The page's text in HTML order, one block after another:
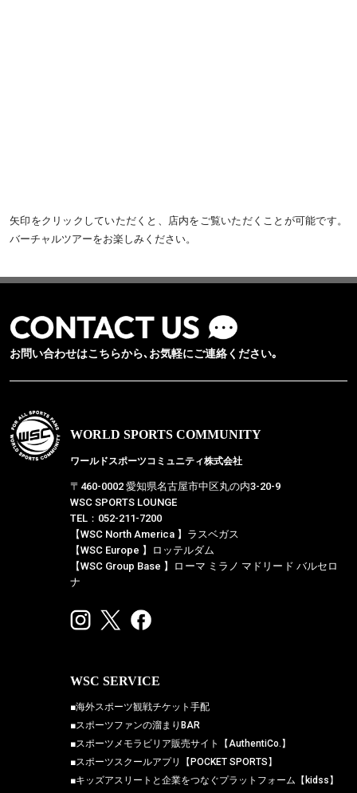
矢印をクリックしていただくと、店内をご覧いただくことが可能です。
バーチャルツアーをお楽しみください。
お問い合わせはこちらから､お気軽にご連絡ください｡
WORLD SPORTS COMMUNITY
ワールドスポーツコミュニティ株式会社
〒460-0002 愛知県名古屋市中区丸の内3-20-9
WSC SPORTS LOUNGE
TEL：052-211-7200
【WSC North America 】ラスベガス
【WSC Europe 】ロッテルダム
【WSC Group Base 】ローマ ミラノ マドリード バルセロ
ナ
WSC SERVICE
■海外スポーツ観戦チケット手配
■スポーツファンの溜まりBAR
■スポーツメモラビリア販売サイト【AuthentiCo.】
■スポーツスクールアプリ【POCKET SPORTS】
■キッズアスリートと企業をつなぐプラットフォーム【kidss】